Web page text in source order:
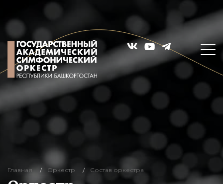
Главная Оркестр Состав оркестра